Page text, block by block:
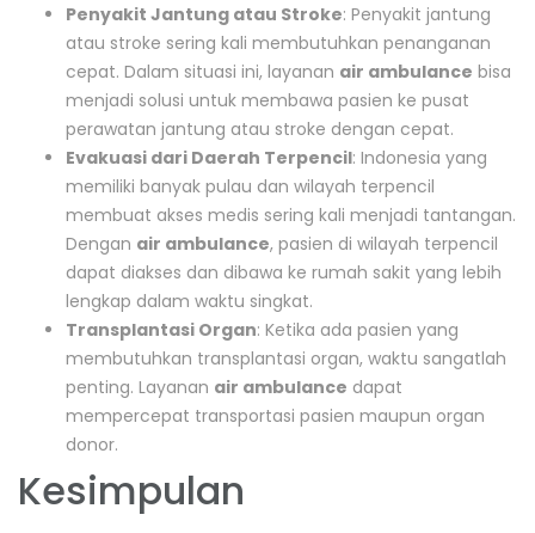
Penyakit Jantung atau Stroke: Penyakit jantung
atau stroke sering kali membutuhkan penanganan
cepat. Dalam situasi ini, layanan air ambulance bisa
menjadi solusi untuk membawa pasien ke pusat
perawatan jantung atau stroke dengan cepat.
Evakuasi dari Daerah Terpencil: Indonesia yang
memiliki banyak pulau dan wilayah terpencil
membuat akses medis sering kali menjadi tantangan.
Dengan air ambulance, pasien di wilayah terpencil
dapat diakses dan dibawa ke rumah sakit yang lebih
lengkap dalam waktu singkat.
Transplantasi Organ: Ketika ada pasien yang
membutuhkan transplantasi organ, waktu sangatlah
penting. Layanan air ambulance dapat
mempercepat transportasi pasien maupun organ
donor.
Kesimpulan